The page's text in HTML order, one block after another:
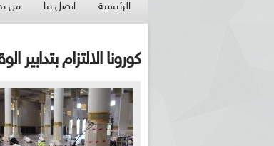
الرئيسية اتصل بنا من
كورونا الالتزام بتدابير